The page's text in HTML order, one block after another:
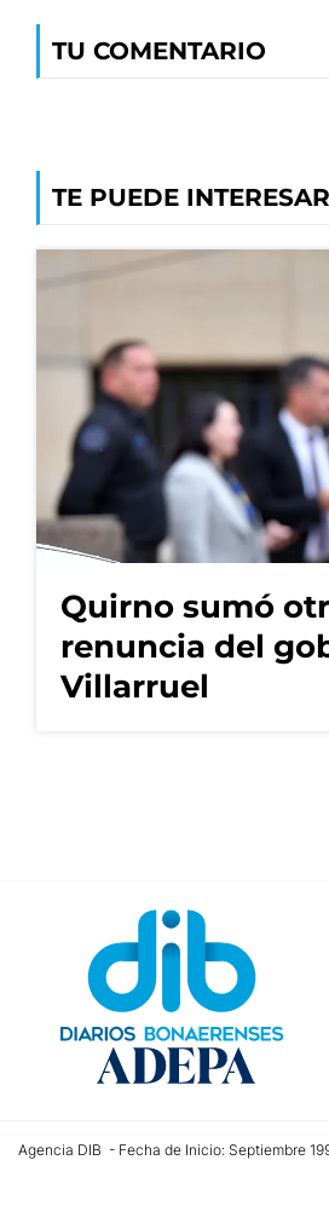
TU COMENTARIO
TE PUEDE INTERESAR
Quirno sumó
renuncia del
Villarruel
Agencia DIB - Fecha de Inicio: Septiembre